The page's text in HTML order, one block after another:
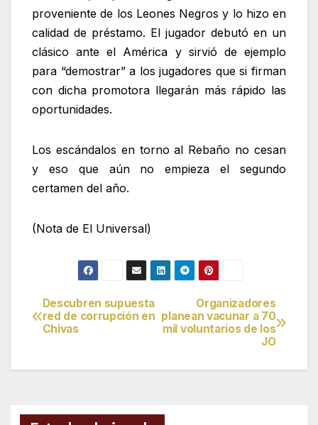
proveniente de los Leones Negros y lo hizo en
calidad de préstamo. El jugador debutó en un
clásico ante el América y sirvió de ejemplo
para “demostrar” a los jugadores que si firman
con dicha promotora llegarán más rápido las
oportunidades.
Los escándalos en torno al Rebaño no cesan
y eso que aún no empieza el segundo
certamen del año.
(Nota de El Universal)
Navegación
de
entradas
Organizadores
planean vacunar a 70
mil voluntarios de los
JO
Descubren supuesta
red de corrupción en
Chivas